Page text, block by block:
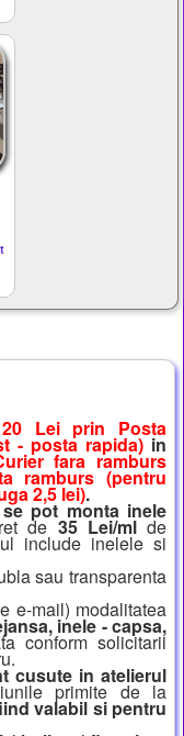
Lei prin Posta
- posta rapida) in
fara ramburs
ramburs (pentru
2,5 lei).
pot monta inele
de 35 Lei/mlde
include inelele si
sau transparenta
e-mail) modalitatea
inele - capsa,
conform solicitarii
cusute in atelierul
primite de la
valabil si pentru